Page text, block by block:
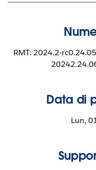
RMT: 2024.2-
Data di
Lun,